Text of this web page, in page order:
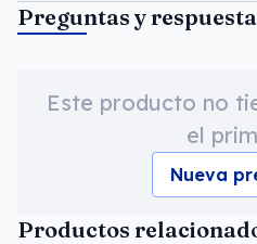
Preguntas y
Este producto no
el
Nueva
Productos